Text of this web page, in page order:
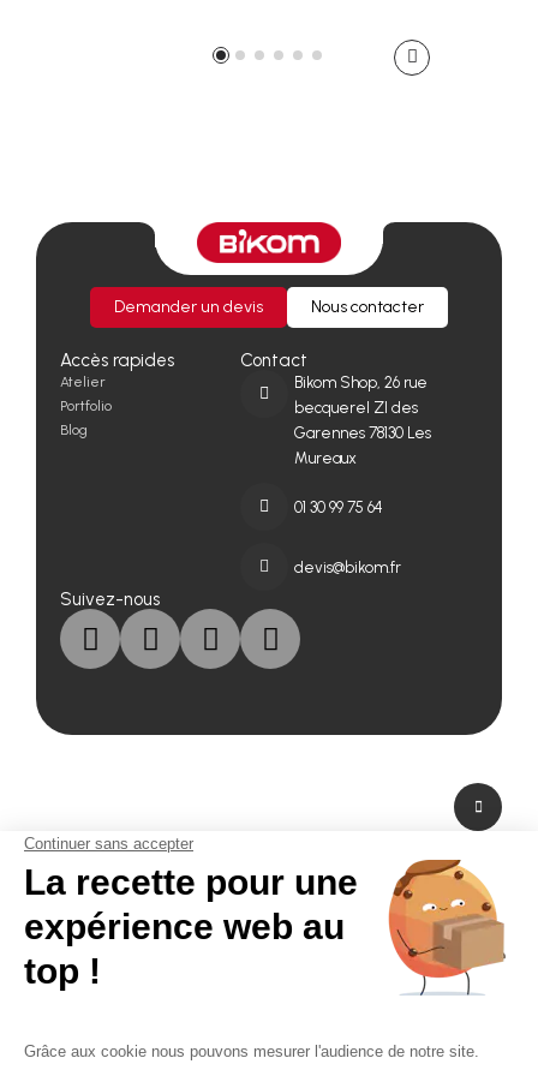
Demander un devis Nous contacter
Accès rapides
Atelier
Portfolio
Blog
Contact
Bikom Shop, 26 rue
becquerel ZI des
Garennes 78130 Les
Mureaux
01 30 99 75 64
devis@bikom.fr
Suivez-nous
A propos de nous
Fabricant de PLV en carton et fabricant de stand modulaire, Bikom est situé
dans les Yvelines en Ile-de-France. A peine à 20 mn de Paris La Défense,
Bikom peut fabriquer et livrer dans l'urgence. Proposant une large gamme
de produits et services, de la création graphique à la fabrication en passant
16 ans, Bikom accompagne les entreprises pour communiquer efficacement